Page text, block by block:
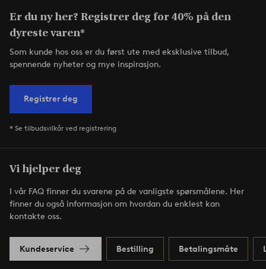
Er du ny her? Registrer deg for 40% på den
dyreste varen*
Som kunde hos oss er du først ute med eksklusive tilbud,
spennende nyheter og mye inspirasjon.
Registrer deg
* Se tilbudsvilkår ved registrering
Vi hjelper deg
I vår FAQ finner du svarene på de vanligste spørsmålene. Her
finner du også informasjon om hvordan du enklest kan
kontakte oss.
Kundeservice Bestilling Betalingsmåte